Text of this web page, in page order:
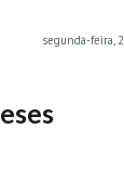
segunda-feira,